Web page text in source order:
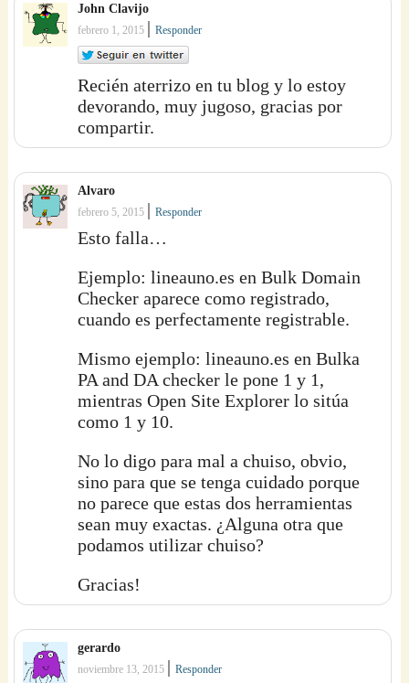
John Clavijo
febrero 1, 2015 |Responder
Recién aterrizo en tu blog y lo estoy
devorando, muy jugoso, gracias por
compartir.
Alvaro
febrero 5, 2015 |Responder
Esto falla…
Ejemplo: lineauno.es en Bulk Domain
Checker aparece como registrado,
cuando es perfectamente registrable.
Mismo ejemplo: lineauno.es en Bulka
PA and DA checker le pone 1 y 1,
mientras Open Site Explorer lo sitúa
como 1 y 10.
No lo digo para mal a chuiso, obvio,
sino para que se tenga cuidado porque
no parece que estas dos herramientas
sean muy exactas. ¿Alguna otra que
podamos utilizar chuiso?
Gracias!
gerardo
noviembre 13, 2015 |Responder